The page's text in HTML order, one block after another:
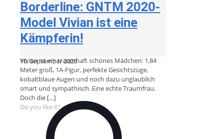
Borderline: GNTM 2020-
Model Vivian ist eine
Kämpferin!
Vivian ist ein traumhaft schönes Mädchen: 1,84
Meter groß, 1A-Figur, perfekte Gesichtszüge,
kobaltblaue Augen und noch dazu unglaublich
smart und sympathisch. Eine echte Traumfrau.
Doch die […]
Do you like it?
10. September 2020